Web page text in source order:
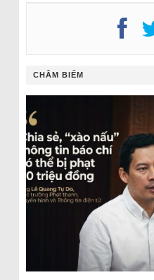
CHÂM BIẾM